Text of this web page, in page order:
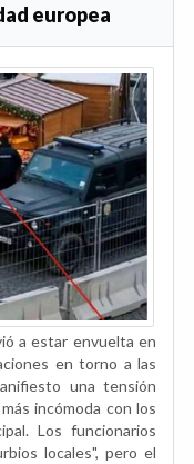
europea
a estar envuelta en
en torno a las
una tensión
incómoda con los
Los funcionarios
locales", pero el